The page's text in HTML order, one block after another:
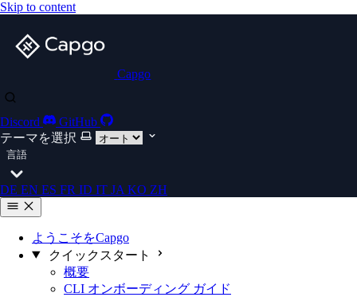
Skip to content
Capgo
Discord
GitHub
テーマを選択
言語
DE EN ES FR ID IT JA KO ZH
ようこそをCapgo
クイックスタート
概要
CLI オンボーディング ガイド